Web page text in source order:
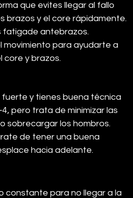
que evites llegar al fallo
brazos y el core rápidamente.
fatigade antebrazos.
movimiento para ayudarte a
core y brazos.
fuerte y tienes buena técnica
pero trata de minimizar las
sobrecargar los hombros.
de tener una buena
hacia adelante.
constante para no llegar a la